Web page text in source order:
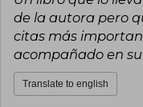
Prize
Culture
América
Award; in
de la autora pero
citas más
acompañado en
Translate to english